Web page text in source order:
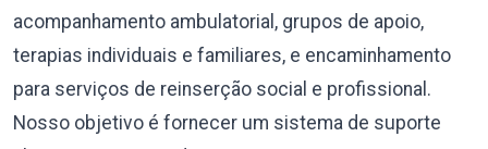
acompanhamento ambulatorial, grupos de apoio,
terapias individuais e familiares, e encaminhamento
para serviços de reinserção social e profissional.
Nosso objetivo é fornecer um sistema de suporte